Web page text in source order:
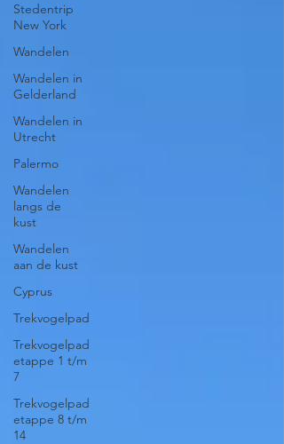
Stedentrip
New York
Wandelen
Wandelen in
Gelderland
Wandelen in
Utrecht
Palermo
Wandelen
langs de
kust
Wandelen
aan de kust
Cyprus
Trekvogelpad
Trekvogelpad
etappe 1 t/m
7
Trekvogelpad
etappe 8 t/m
14